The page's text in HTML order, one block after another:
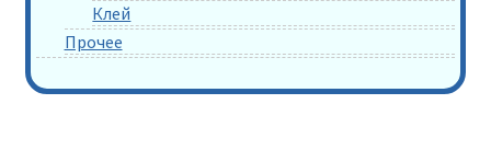
Клей
Прочее